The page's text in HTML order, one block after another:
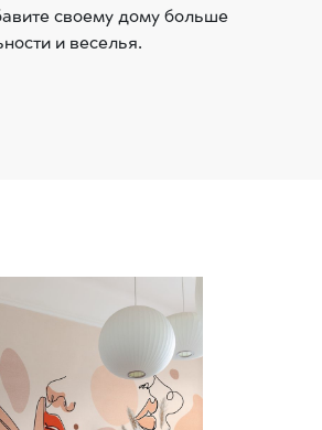
своему дому больше
и веселья.